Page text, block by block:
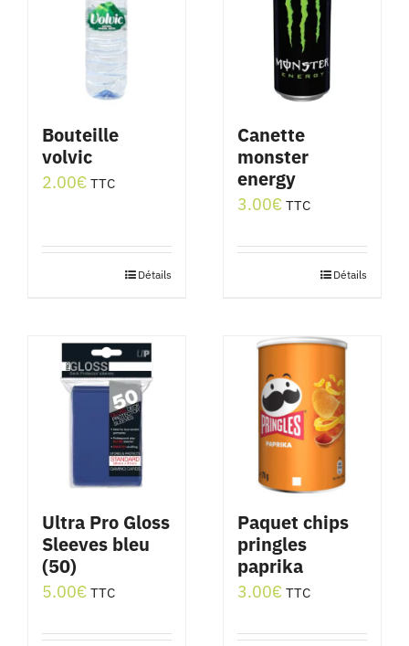
Bouteille
volvic
2.00€ TTC
Détails
Canette
monster
energy
3.00€ TTC
Détails
Ultra Pro Gloss
Sleeves bleu
(50)
5.00€ TTC
Paquet chips
pringles
paprika
3.00€ TTC